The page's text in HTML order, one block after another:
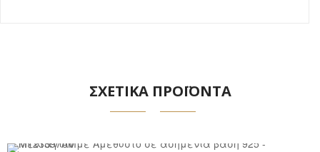
ΣΧΕΤΙΚΑ ΠΡΟΪΟΝΤΑ